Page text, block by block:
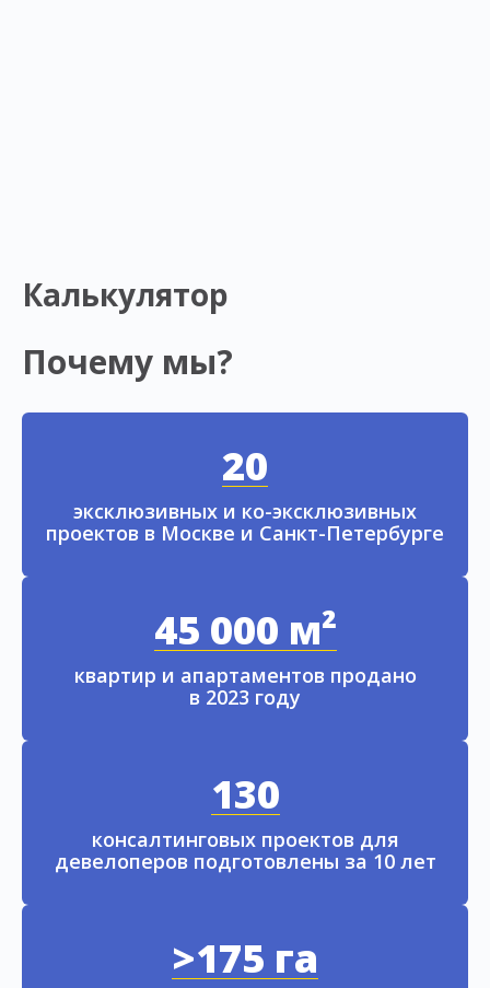
Калькулятор
Почему мы?
20
эксклюзивных и ко-эксклюзивных
проектов в Москве и Санкт-Петербурге
45 000 м²
квартир и апартаментов продано
в 2023 году
130
консалтинговых проектов для
девелоперов подготовлены за 10 лет
>175 га